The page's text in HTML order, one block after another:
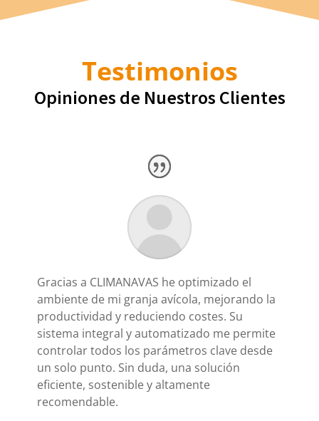
Testimonios
Opiniones de Nuestros Clientes
Gracias a CLIMANAVAS he optimizado el
ambiente de mi granja avícola, mejorando la
productividad y reduciendo costes. Su
sistema integral y automatizado me permite
controlar todos los parámetros clave desde
un solo punto. Sin duda, una solución
eficiente, sostenible y altamente
recomendable.